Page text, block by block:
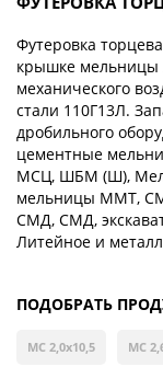
Футеровка
крышке мельницы
механического
стали 110Г13Л.
дробильного
цементные
МСЦ, ШБМ (Ш),
мельницы ММТ,
СМД, СМД,
Литейное и
ПОДОБРАТЬ
МС 2,0х10,5 МС